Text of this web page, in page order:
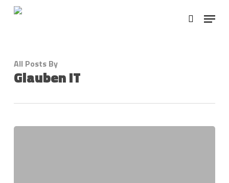
search
Menu
All Posts By
Glauben IT